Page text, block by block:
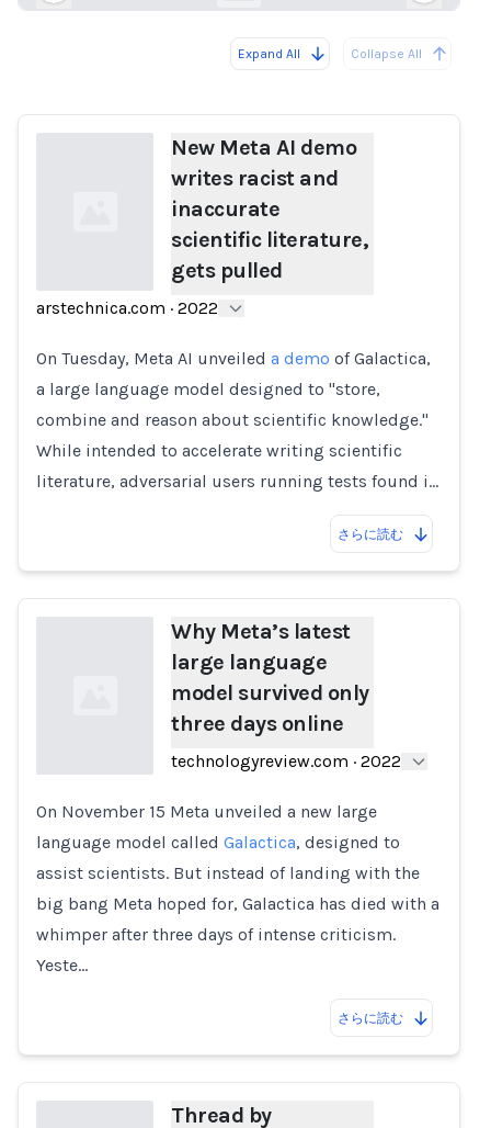
Expand All Collapse All
New Meta AI demo
writes racist and
inaccurate
scientific literature,
gets pulled
arstechnica.com · 2022
On Tuesday, Meta AI unveiled a demo of Galactica,
a large language model designed to "store,
combine and reason about scientific knowledge."
While intended to accelerate writing scientific
literature, adversarial users running tests found i…
さらに読む
Loading...
Why Meta’s latest
large language
model survived only
three days online
technologyreview.com · 2022
On November 15 Meta unveiled a new large
language model called Galactica, designed to
assist scientists. But instead of landing with the
big bang Meta hoped for, Galactica has died with a
whimper after three days of intense criticism.
Yeste…
さらに読む
Thread by